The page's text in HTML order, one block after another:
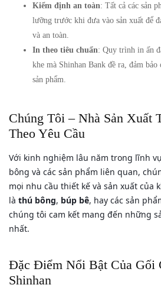
Kiểm định an toàn: Tất cả các sản
lưỡng trước khi đưa vào sản xuất để
và an toàn.
In theo tiêu chuẩn: Quy trình in ấn
khe mà Shinhan Bank đề ra, đảm
sản phẩm.
Chúng Tôi – Nhà Sản Xuất
Theo Yêu Cầu
Với kinh nghiệm lâu năm trong lĩnh
bông và các sản phẩm liên quan,
mọi nhu cầu thiết kế và sản xuất của
là thú bông, búp bê, hay các sản
chúng tôi cam kết mang đến những
nhất.
Đặc Điểm Nổi Bật Của Gối
Shinhan